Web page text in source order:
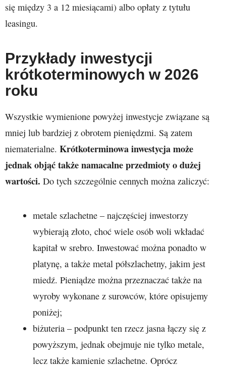
się między 3 a 12 miesiącami) albo opłaty z tytułu
leasingu.
Przykłady inwestycji
krótkoterminowych w 2026
roku
Wszystkie wymienione powyżej inwestycje związane są
mniej lub bardziej z obrotem pieniędzmi. Są zatem
niematerialne. Krótkoterminowa inwestycja może
jednak objąć także namacalne przedmioty o dużej
wartości. Do tych szczególnie cennych można zaliczyć:
metale szlachetne – najczęściej inwestorzy
wybierają złoto, choć wiele osób woli wkładać
kapitał w srebro. Inwestować można ponadto w
platynę, a także metal półszlachetny, jakim jest
miedź. Pieniądze można przeznaczać także na
wyroby wykonane z surowców, które opisujemy
poniżej;
biżuteria – podpunkt ten rzecz jasna łączy się z
powyższym, jednak obejmuje nie tylko metale,
lecz także kamienie szlachetne. Oprócz